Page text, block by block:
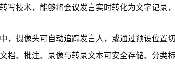
写技术，能够将会议发言实时转化为文字记录
，摄像头可自动追踪发言人，或通过预设位置
档、批注、录像与转录文本可安全存储、分类